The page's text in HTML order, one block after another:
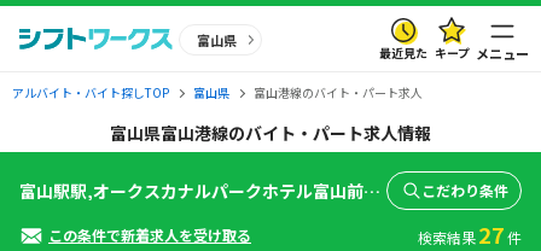
富山県
最近見た キープ メニュー
アルバイト・バイト探しTOP 富山県 富山港線のバイト・パート求人
富山県富山港線のバイト・パート求人情報
富山駅駅,オークスカナルパークホテル富山前駅,インテック本社前駅,龍谷富山高校前駅,奥田中学校前駅,下奥井駅,粟島駅,越中中島駅,城川原駅,犬島新町駅,蓮町駅,萩浦小学校前駅,東岩瀬駅,競輪場前(富山県)駅,岩瀬浜駅 こだわり条件
この条件で新着求人を受け取る 検索結果27件